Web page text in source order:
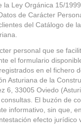
la Ley Orgánica 15/
de Carácter
del Catálogo de
personal que se
el formulario
en el fichero
Asturiana de la
6, 33005 Oviedo
El buzón de
informativo, sin que,
efecto jurídico